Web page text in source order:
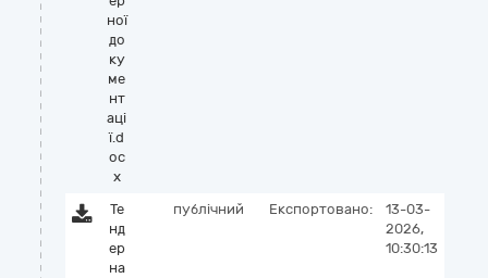
ної
до
ку
ме
нт
аці
ї.d
oc
x
Те
нд
ер
на
публічний Експортовано:
13-03-
2026,
10:30:13